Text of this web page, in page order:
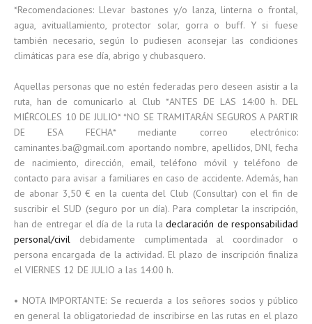
*Recomendaciones: Llevar bastones y/o lanza, linterna o frontal,
agua, avituallamiento, protector solar, gorra o buff. Y si fuese
también necesario, según lo pudiesen aconsejar las condiciones
climáticas para ese día, abrigo y chubasquero.
Aquellas personas que no estén federadas pero deseen asistir a la
ruta, han de comunicarlo al Club *ANTES DE LAS 14:00 h. DEL
MIÉRCOLES 10 DE JULIO* *NO SE TRAMITARÁN SEGUROS A PARTIR
DE ESA FECHA* mediante correo electrónico:
caminantes.ba@gmail.com aportando nombre, apellidos, DNI, fecha
de nacimiento, dirección, email, teléfono móvil y teléfono de
contacto para avisar a familiares en caso de accidente. Además, han
de abonar 3,50 € en la cuenta del Club (Consultar) con el fin de
suscribir el SUD (seguro por un día). Para completar la inscripción,
han de entregar el día de la ruta ladeclaración de responsabilidad
personal/civil debidamente cumplimentada al coordinador o
persona encargada de la actividad. El plazo de inscripción finaliza
el VIERNES 12 DE JULIO a las 14:00 h.
• NOTA IMPORTANTE: Se recuerda a los señores socios y público
en general la obligatoriedad de inscribirse en las rutas en el plazo